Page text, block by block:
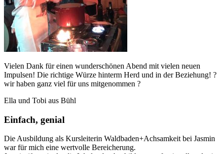
Vielen Dank für einen wunderschönen Abend mit vielen neuen
Impulsen! Die richtige Würze hinterm Herd und in der Beziehung! ?
wir haben ganz viel für uns mitgenommen ?
Ella und Tobi aus Bühl
Einfach, genial
Die Ausbildung als Kursleiterin Waldbaden+Achsamkeit bei Jasmin
war für mich eine wertvolle Bereicherung.